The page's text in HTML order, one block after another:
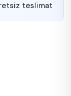
teslimat